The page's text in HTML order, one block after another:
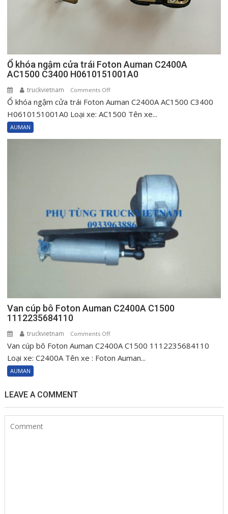
Ổ khóa ngậm cửa trái Foton Auman C2400A
AC1500 C3400 H0610151001A0
truckvietnam Comments Offon
Ổ
khóa
H0610151001A0
Ổ khóa ngậm cửa trái Foton Auman C2400A AC1500 C3400
H0610151001A0 Loại xe: AC1500 Tên xe...
AUMAN
Van cúp bô Foton Auman C2400A C1500
1112235684110
truckvietnam Comments Offon
Van
cúp
Van cúp bô Foton Auman C2400A C1500 1112235684110
Loại xe: C2400A Tên xe : Foton Auman...
AUMAN
LEAVE A COMMENT